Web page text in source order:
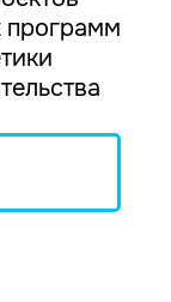
программ